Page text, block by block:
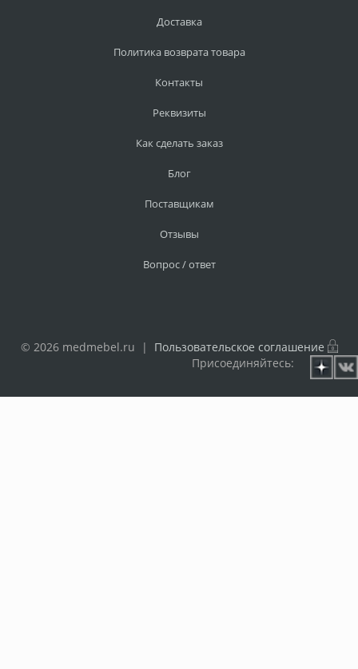
Доставка
Политика возврата товара
Контакты
Реквизиты
Как сделать заказ
Блог
Поставщикам
Отзывы
Вопрос / ответ
© 2026 medmebel.ru | Пользовательское соглашение
Присоединяйтесь: